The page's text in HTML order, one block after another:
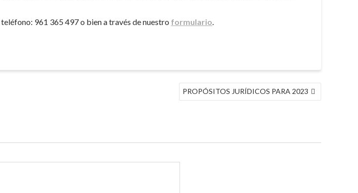
961 365 497 o bien a través de nuestro formulario.
PROPÓSITOS JURÍDICOS PARA 2023